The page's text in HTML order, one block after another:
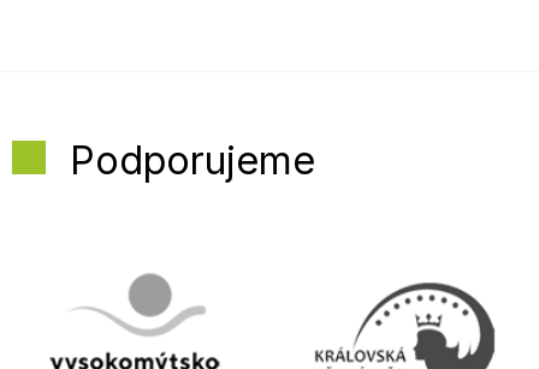
Podporujeme